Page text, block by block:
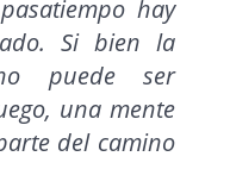
hay
Si bien la
puede ser
una mente
del camino